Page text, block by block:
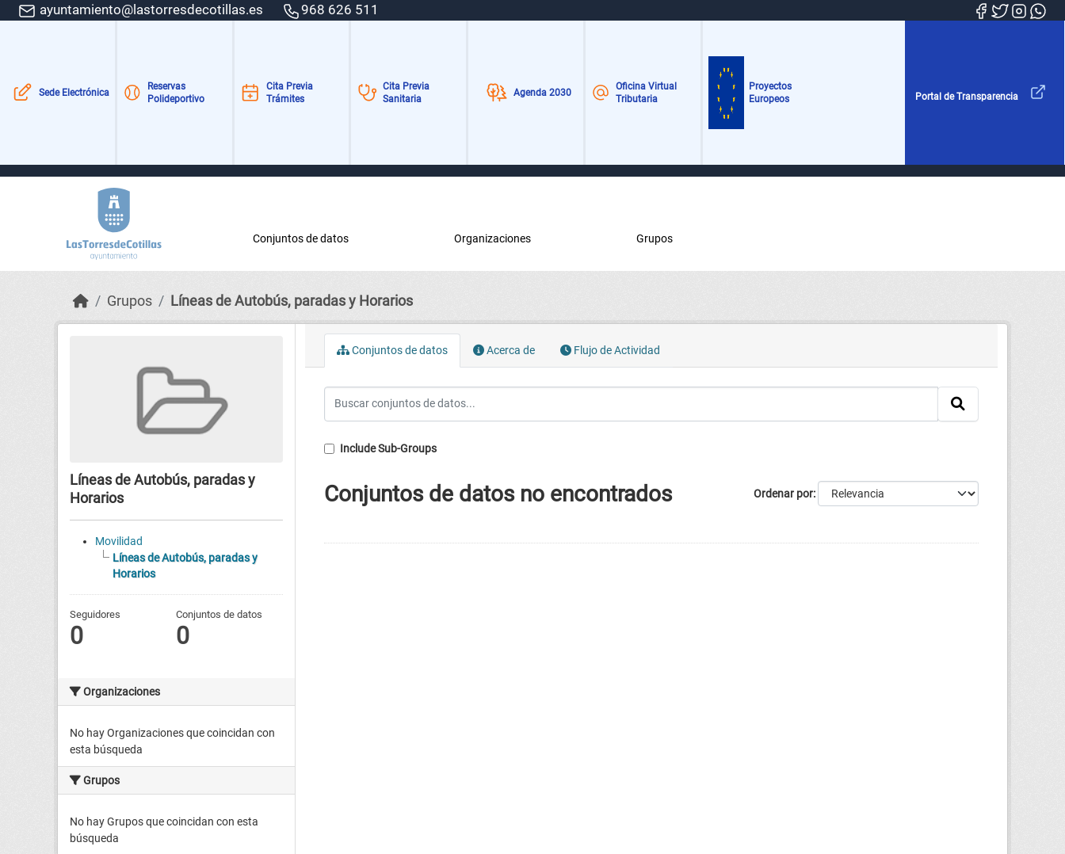
Skip to main content
ayuntamiento@lastorresdecotillas.es 968 626 511
Sede Electrónica
Reservas
Polideportivo
Cita Previa
Trámites
Cita Previa
Sanitaria
Agenda 2030
Oficina Virtual
Tributaria
Proyectos
Europeos
Portal de Transparencia
Conjuntos de datos Organizaciones Grupos
Grupos Líneas de Autobús, paradas y Horarios
Líneas de Autobús, paradas y
Horarios
Movilidad
Líneas de Autobús, paradas y
Horarios
Seguidores
0
Conjuntos de datos
0
Organizaciones
No hay Organizaciones que coincidan con
esta búsqueda
Grupos
No hay Grupos que coincidan con esta
búsqueda
Conjuntos de datos Acerca de Flujo de Actividad
Include Sub-Groups
Ordenar por
Conjuntos de datos no encontrados